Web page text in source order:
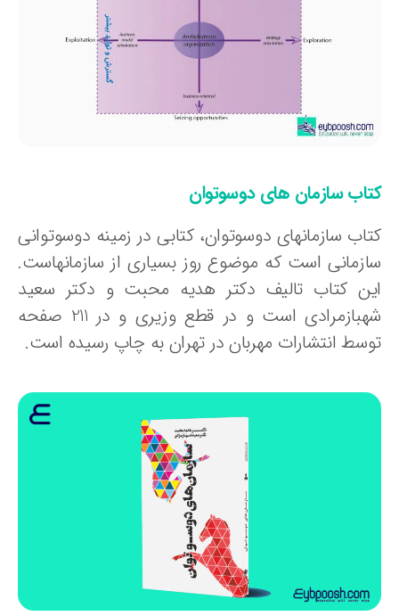
سازمان های دوسوتوان
سازمانهای دوسوتوان، کتابی در زمینه دوسوتوانی
است که موضوع روز بسیاری از سازمانهاست.
کتاب تالیف دکتر هدیه محبت و دکتر سعید
شهبازمرادی است و در قطع وزیری و در 211 صفحه
انتشارات مهربان در تهران به چاپ رسیده است.